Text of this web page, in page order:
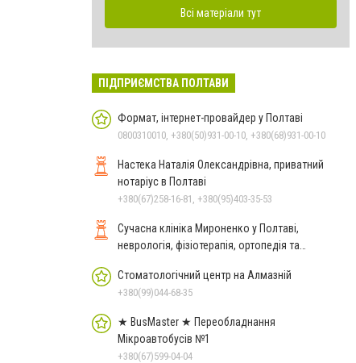
Всі матеріали тут
ПІДПРИЄМСТВА ПОЛТАВИ
Формат, інтернет-провайдер у Полтаві
0800310010, +380(50)931-00-10, +380(68)931-00-10
Настека Наталія Олександрівна, приватний
нотаріус в Полтаві
+380(67)258-16-81, +380(95)403-35-53
Сучасна клініка Мироненко у Полтаві,
неврологія, фізіотерапія, ортопедія та
Стоматологічний центр на Алмазній
+380(99)044-68-35
★ BusMaster ★ Переобладнання
Мікроавтобусів №1
+380(67)599-04-04